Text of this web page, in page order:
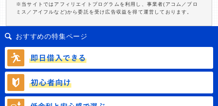
※当サイトではアフィリエイトプログラムを利用し、事業者(アコム／プロ
ミス／アイフルなど)から委託を受け広告収益を得て運営しております。
おすすめの特集ページ